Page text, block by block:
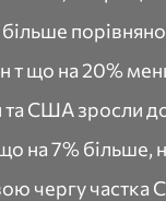
більше
що на 20%
США зросли до
на 7% більше,
чергу